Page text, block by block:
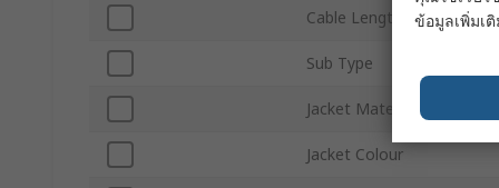
Cable Length
Sub Type
Jacket Material
Jacket Colour
ข้อมูลเพิ่มเ